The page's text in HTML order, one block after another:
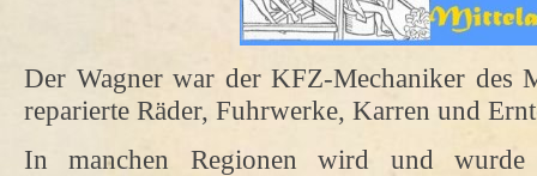
Der Wagner war der KFZ-Mechaniker des
reparierte Räder, Fuhrwerke, Karren und
In manchen Regionen wird und